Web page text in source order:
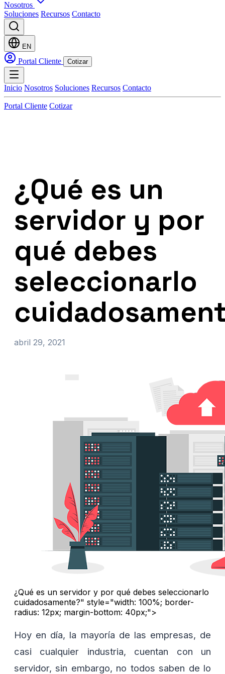
Nosotros
Soluciones Recursos Contacto
EN
Portal Cliente Cotizar
Inicio Nosotros Soluciones Recursos Contacto
Portal Cliente Cotizar
¿Qué es un
servidor y por
qué debes
seleccionarlo
abril 29, 2021
¿Qué es un servidor y por qué debes seleccionarlo
cuidadosamente?" style="width: 100%; border-
radius: 12px; margin-bottom: 40px;">
Hoy en día, la mayoría de las empresas, de
casi cualquier industria, cuentan con un
servidor, sin embargo, no todos saben de lo